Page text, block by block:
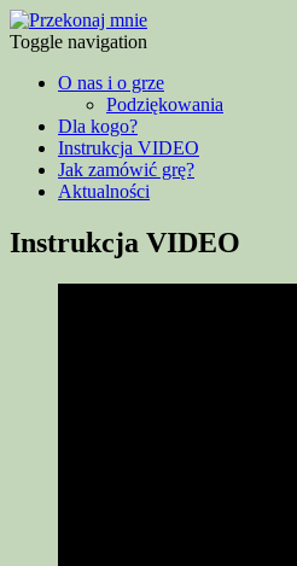
Toggle navigation
O nas i o grze
Podziękowania
Dla kogo?
Instrukcja VIDEO
Jak zamówić grę?
Aktualności
Instrukcja VIDEO